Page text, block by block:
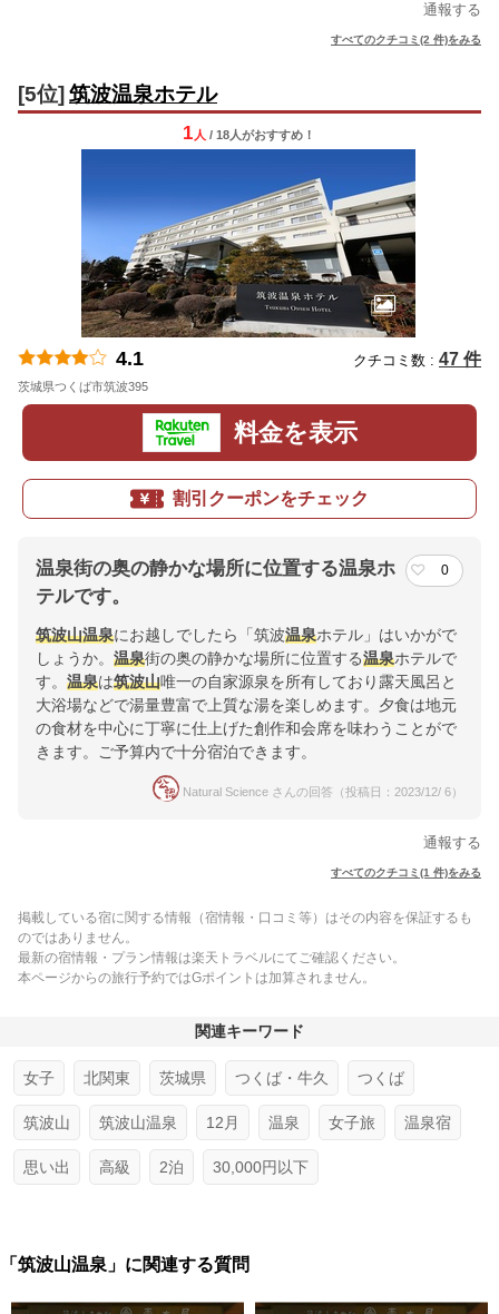
通報する
すべてのクチコミ(2 件)をみる
[5位] 筑波温泉ホテル
1 人 / 18人がおすすめ！
4.1 クチコミ数 : 47 件
茨城県つくば市筑波395
料金を表示
割引クーポンをチェック
温泉街の奥の静かな場所に位置する温泉ホ
テルです。
0
筑波山温泉にお越しでしたら「筑波温泉ホテル」はいかがで
しょうか。 温泉街の奥の静かな場所に位置する温泉ホテルで
す。 温泉は筑波山唯一の自家源泉を所有しており露天風呂と
大浴場などで湯量豊富で上質な湯を楽しめます。夕食は地元
の食材を中心に丁寧に仕上げた創作和会席を味わうことがで
きます。ご予算内で十分宿泊できます。
Natural Science さんの回答（投稿日：2023/12/ 6）
通報する
すべてのクチコミ(1 件)をみる
掲載している宿に関する情報（宿情報・口コミ等）はその内容を保証するも
のではありません。
最新の宿情報・プラン情報は楽天トラベルにてご確認ください。
本ページからの旅行予約ではGポイントは加算されません。
関連キーワード
女子 北関東 茨城県 つくば・牛久 つくば
筑波山 筑波山温泉 12月 温泉 女子旅 温泉宿
思い出 高級 2泊 30,000円以下
「筑波山温泉」に関連する質問